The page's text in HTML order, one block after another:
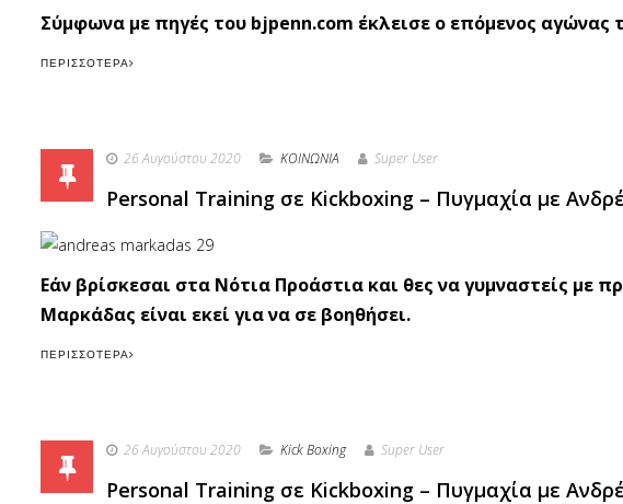
Σύμφωνα με πηγές του bjpenn.com έκλεισε ο επόμενος αγώνας
ΠΕΡΙΣΣΌΤΕΡΑ
26 Αυγούστου 2020 ΚΟΙΝΩΝΙΑ Super User
Personal Training σε Kickboxing – Πυγμαχία με
Εάν βρίσκεσαι στα Νότια Προάστια και θες να γυμναστείς με
Μαρκάδας είναι εκεί για να σε βοηθήσει.
ΠΕΡΙΣΣΌΤΕΡΑ
26 Αυγούστου 2020 Κick Boxing Super User
Personal Training σε Kickboxing – Πυγμαχία με